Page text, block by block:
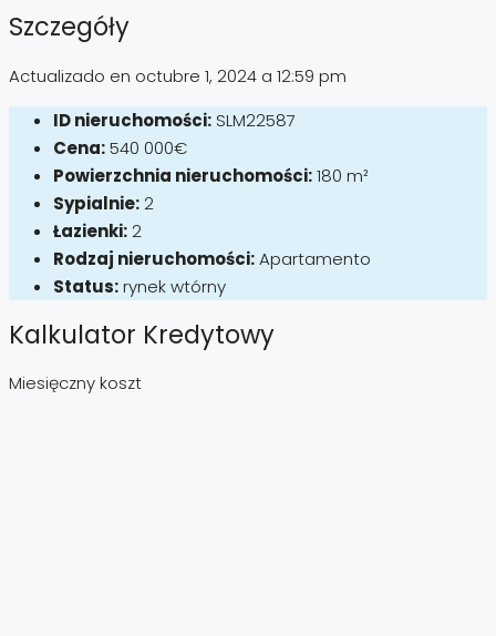
Szczegóły
Actualizado en octubre 1, 2024 a 12:59 pm
ID nieruchomości: SLM22587
Cena:540 000€
Powierzchnia nieruchomości:180 m²
Sypialnie: 2
Łazienki: 2
Rodzaj nieruchomości:Apartamento
Status:rynek wtórny
Kalkulator Kredytowy
Miesięczny koszt